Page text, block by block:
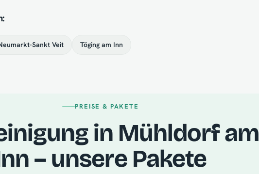
Sankt Veit Töging am Inn
PREISE & PAKETE
in Mühldorf am
– unsere Pakete